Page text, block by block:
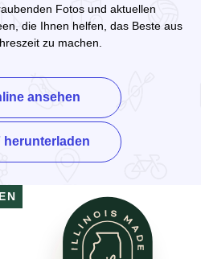
Fotos und aktuellen
die Ihnen helfen, das Beste aus
zu machen.
ansehen
herunterladen des Enjoy Illinois